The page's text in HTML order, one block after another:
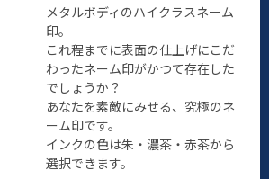
メタルボディのハイクラスネーム
印。
これ程までに表面の仕上げにこだ
わったネーム印がかつて存在した
でしょうか？
あなたを素敵にみせる、究極のネ
ーム印です。
インクの色は朱・濃茶・赤茶から
選択できます。